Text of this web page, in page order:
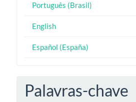
Português (Brasil)
English
Español (España)
Palavras-chave